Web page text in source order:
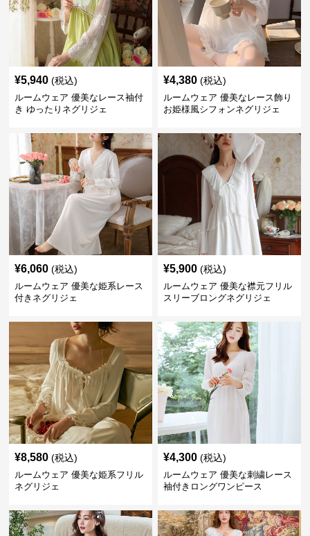
¥5,940 (税込)
ルームウェア 優美なレース袖付
き ゆったりネグリジェ
¥4,380 (税込)
ルームウェア 優美なレース飾り
お姫様風シフォンネグリジェ
¥6,060 (税込)
ルームウェア 優美な姫系レース
付きネグリジェ
¥5,900 (税込)
ルームウェア 優美な襟元フリル
スリーブロングネグリジェ
¥8,580 (税込)
ルームウェア 優美な姫系フリル
ネグリジェ
¥4,300 (税込)
ルームウェア 優美な刺繍レース
袖付きロングワンピース